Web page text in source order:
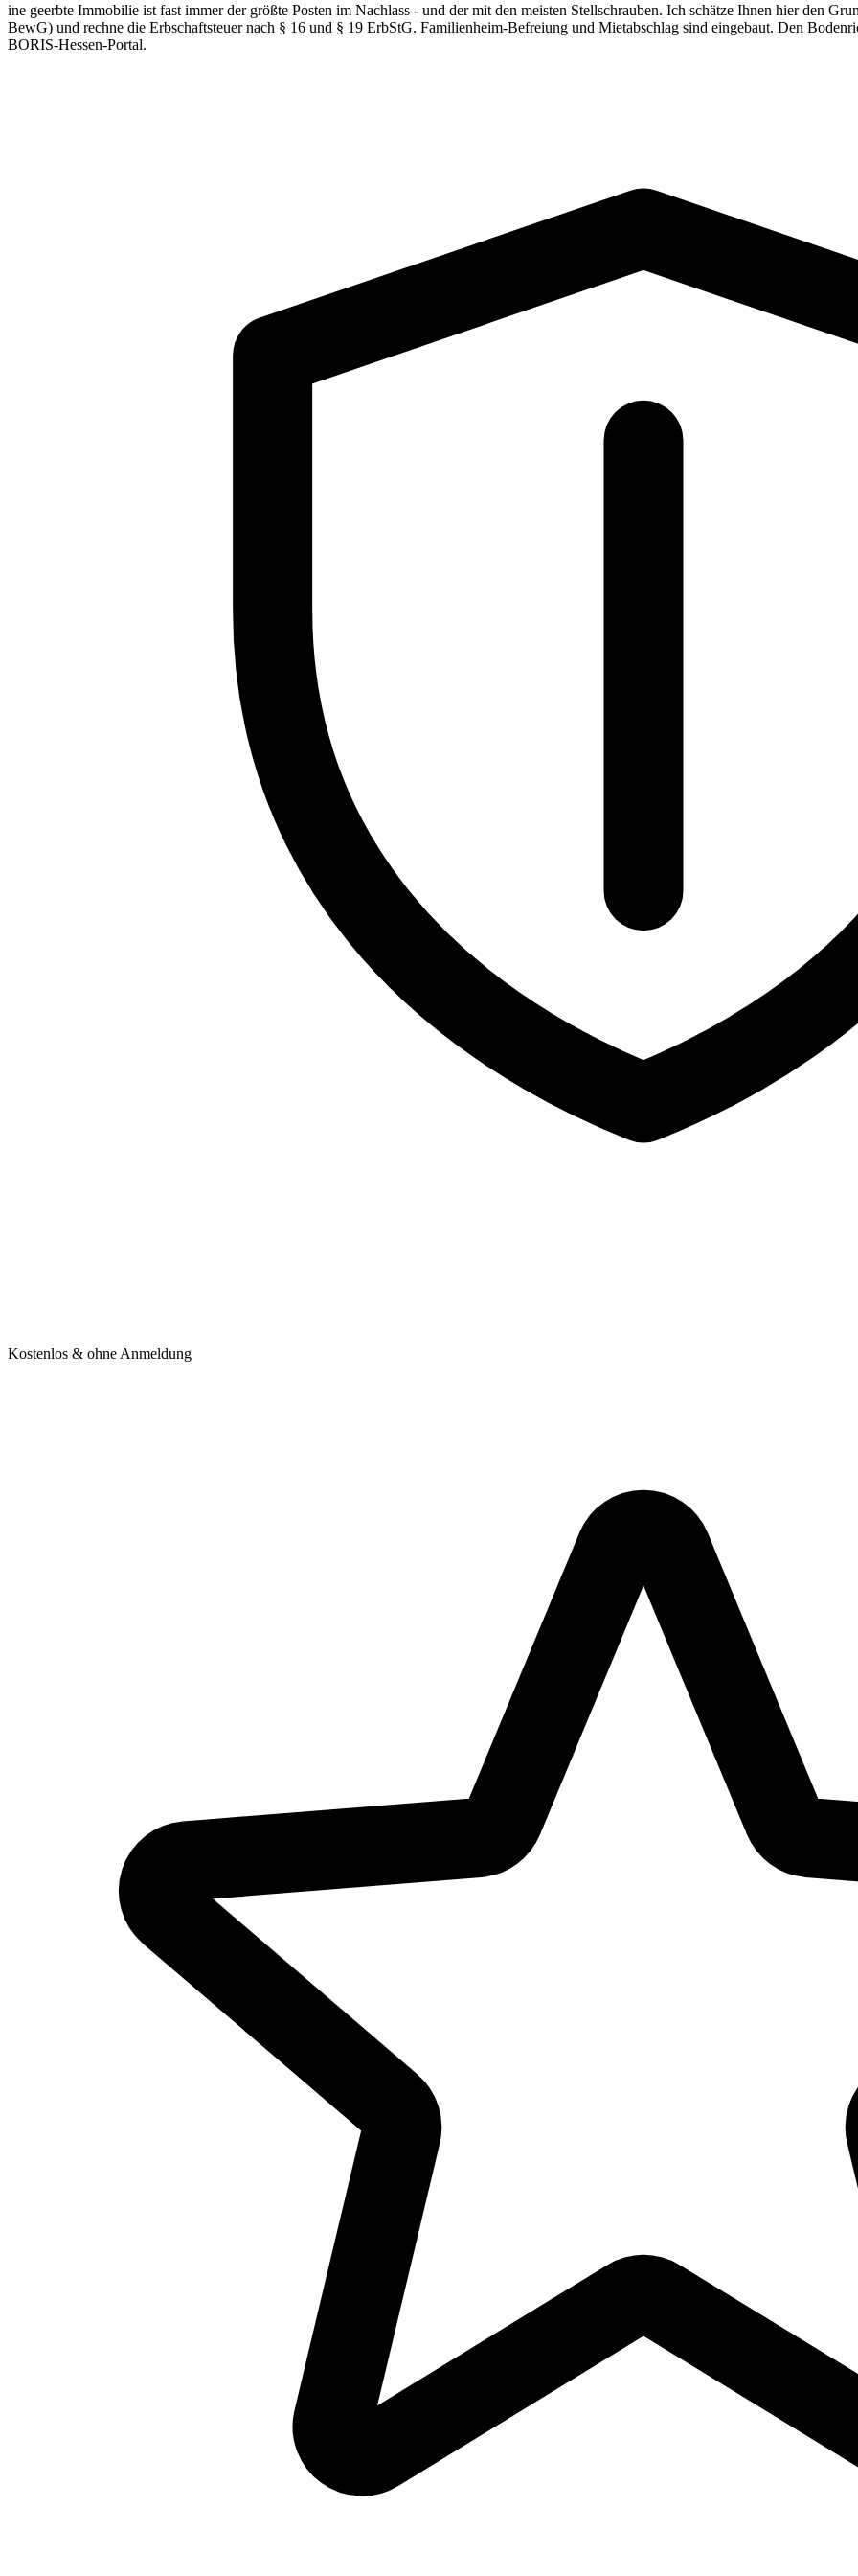
ine geerbte Immobilie ist fast immer der größte Posten im Nachlass - und der mit den meisten Stellschrauben. Ich schätze Ihnen hier den
BewG) und rechne die Erbschaftsteuer nach § 16 und § 19 ErbStG. Familienheim-Befreiung und Mietabschlag sind eingebaut. Den
BORIS-Hessen-Portal.
Kostenlos & ohne Anmeldung